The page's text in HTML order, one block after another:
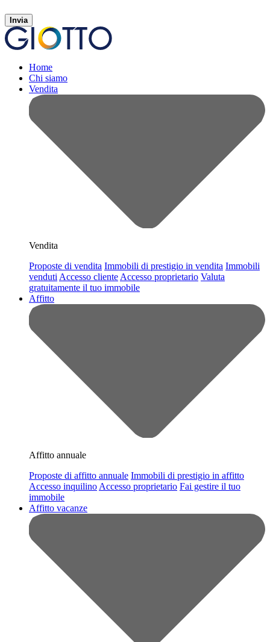
Invia
Home
Chi siamo
Vendita
Vendita
Proposte di vendita Immobili di prestigio in vendita Immobili
venduti Accesso cliente Accesso proprietario Valuta
gratuitamente il tuo immobile
Affitto
Affitto annuale
Proposte di affitto annuale Immobili di prestigio in affitto
Accesso inquilino Accesso proprietario Fai gestire il tuo
immobile
Affitto vacanze